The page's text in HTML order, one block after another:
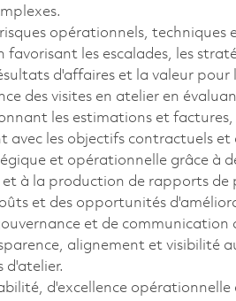
opérationnels, techniques
favorisant les escalades, les
d'affaires et la valeur pour
des visites en atelier en
les estimations et
avec les objectifs contractuels
et opérationnelle grâce à
et à la production de rapports
et des opportunités
et de communication
alignement et visibilité
d'atelier.
d'excellence